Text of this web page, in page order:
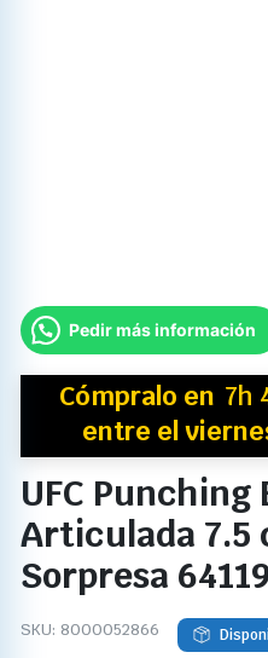
Pedir más información
Cómpralo en 7h
entre el
UFC Punching
Articulada 7.5
Sorpresa
SKU: 8000052866